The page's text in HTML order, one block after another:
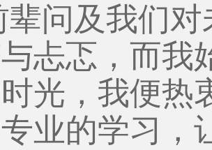
辈问及我们
忐忑，而我
光，我便热
业的学习，